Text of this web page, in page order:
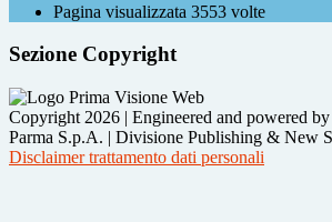
Pagina visualizzata 3553 volte
Sezione Copyright
Copyright 2026 | Engineered and powered
Parma S.p.A. | Divisione Publishing & New
Disclaimer trattamento dati personali